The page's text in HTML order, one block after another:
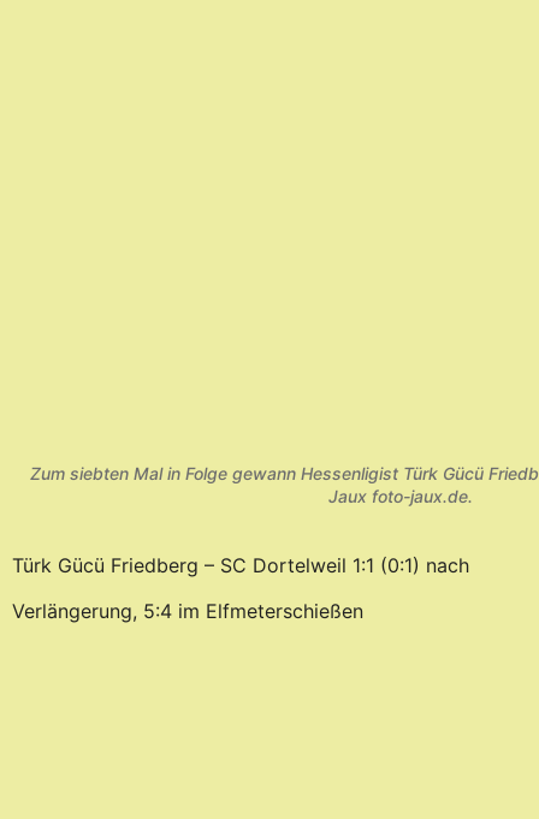
Zum siebten Mal in Folge gewann Hessenligist Türk Gücü
Jaux foto-jaux.de.
Türk Gücü Friedberg – SC Dortelweil 1:1 (0:1) nach
Verlängerung, 5:4 im Elfmeterschießen